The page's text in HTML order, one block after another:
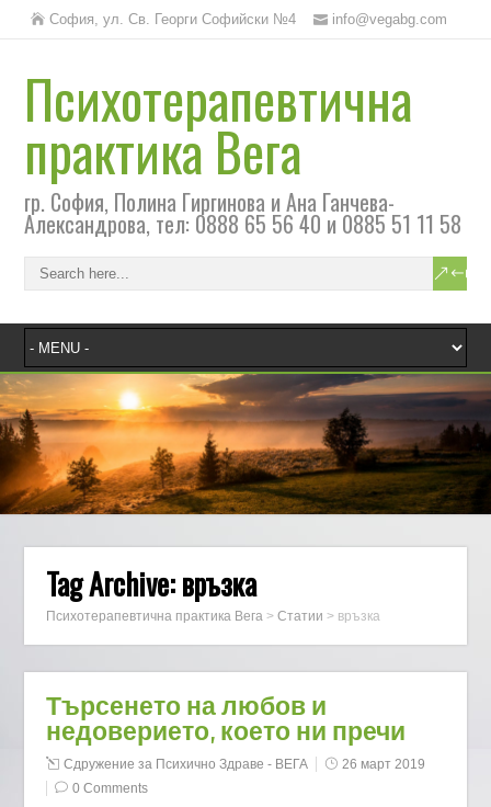
София, ул. Св. Георги Софийски №4 info@vegabg.com
Психотерапевтична
практика Вега
гр. София, Полина Гиргинова и Ана Ганчева-
Александрова, тел: 0888 65 56 40 и 0885 51 11 58
Tag Archive:връзка
Психотерапевтична практика Вега >Статии > връзка
Търсенето на любов и
недоверието, което ни пречи
Сдружение за Психично Здраве - ВЕГА
26 март 2019
0 Comments